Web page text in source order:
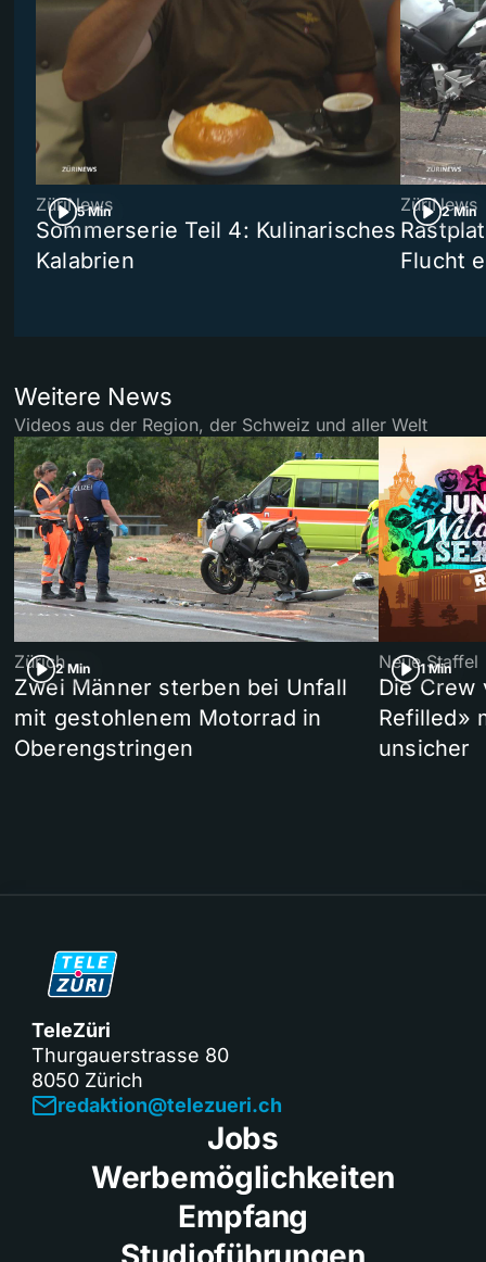
5 Min
ZüriNews
Sommerserie Teil 4: Kulinarisches
Kalabrien
2 Min
ZüriNews
Flucht
Weitere News
Videos aus der Region, der Schweiz und aller Welt
2 Min
Zürich
Zwei Männer sterben bei Unfall
mit gestohlenem Motorrad in
Oberengstringen
1 Min
Neue Staffel
Die Crew
Refilled»
unsicher
TeleZüri
Thurgauerstrasse 80
8050 Zürich
redaktion@telezueri.ch
Jobs
Werbemöglichkeiten
Empfang